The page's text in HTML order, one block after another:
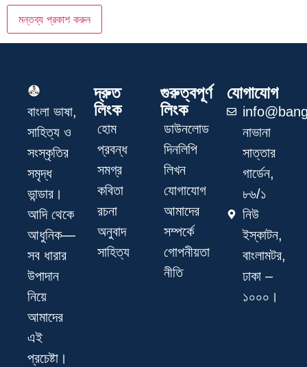
বাংলা ভাষা,
সাহিত্য ও
সংস্কৃতির
সমৃদ্ধ
ভান্ডার।
আদি থেকে
আধুনিক—
সব ধারার
উপাদান
নিয়ে
আমাদের
এই
প্রচেষ্টা।
দ্রুত
লিংক
হোম
প্রবন্ধ
সমগ্র
কবিতা
রচনা
অনুবাদ
সাহিত্য
গুরুত্বপূর্ণ
লিংক
ডাউনলোড
দিনলিপি
লিখন
যোগাযোগ
আমাদের
সম্পর্কে
গোপনীয়তা
নীতি
যোগাযোগ
নাভানা
সাত্তার
গার্ডেন,
৮৬/১
নিউ
ইস্কাটন,
বাংলামটর,
ঢাকা –
১০০০।